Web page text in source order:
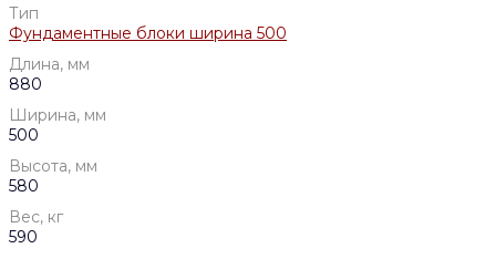
Тип
Фундаментные блоки ширина 500
Длина, мм
880
Ширина, мм
500
Высота, мм
580
Вес, кг
590